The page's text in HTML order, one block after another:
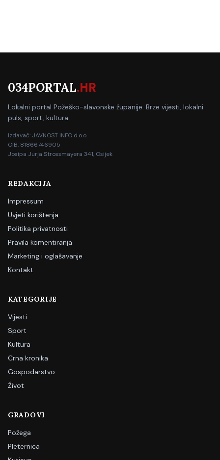
034PORTAL.HR
Lokalni portal Požeško-slavonske županije. Brze vijesti, lokalni
puls, sport, kultura.
Izdavač: JAVNOST INFO d.o.o.
OIB: 81866746905
Josipa Jurja Strossmayera 341, Osijek
REDAKCIJA
Impressum
Uvjeti korištenja
Politika privatnosti
Pravila komentiranja
Marketing i oglašavanje
Kontakt
KATEGORIJE
Vijesti
Sport
Kultura
Crna kronika
Gospodarstvo
Život
GRADOVI
Požega
Pleternica